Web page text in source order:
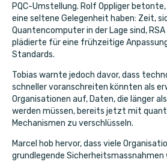
PQC-Umstellung. Rolf Oppliger
eine seltene Gelegenheit haben: Zeit,
Quantencomputer in der Lage sind,
plädierte für eine frühzeitige
Standards.
Tobias warnte jedoch davor, dass
schneller voranschreiten könnten als
Organisationen auf, Daten, die länger
werden müssen, bereits jetzt mit
Mechanismen zu verschlüsseln.
Marcel hob hervor, dass viele
grundlegende